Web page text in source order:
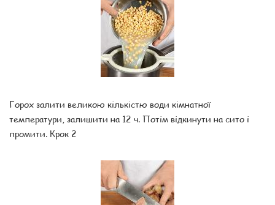
Горох залити великою кількістю води кімнатної
температури, залишити на 12 ч. Потім відкинути на сито і
промити. Крок 2